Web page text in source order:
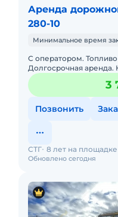
Аренда
280-10
Минимальное время
С оператором.
Долгосрочная аренда.
свободна. Опытный
3
Позвонить
Обновлено сегодня
СТГ 8 лет на площадке